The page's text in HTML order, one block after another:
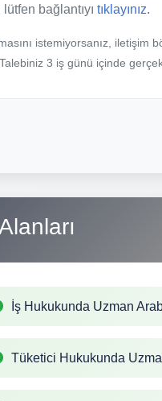
bağlantıyı tıklayınız.
istemiyorsanız, iletişim
3 iş günü içinde
İş Hukukunda Uzman
Tüketici Hukukunda